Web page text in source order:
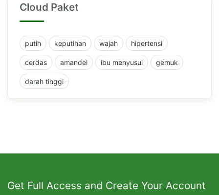
Cloud Paket
putih keputihan wajah hipertensi
cerdas amandel ibu menyusui gemuk
darah tinggi
Get Full Access and Create Your Account